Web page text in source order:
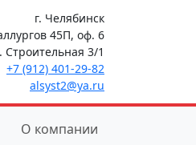
г. Челябинск
45П, оф. 6
Строительная 3/1
+7 (912) 401-29-82
alsyst2@ya.ru
О компании